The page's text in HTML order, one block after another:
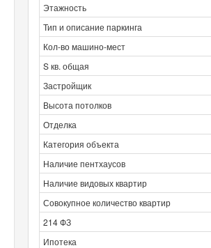
Этажность
Тип и описание паркинга
Кол-во машино-мест
S кв. общая
Застройщик
Высота потолков
Отделка
Категория объекта
Наличие пентхаусов
Наличие видовых квартир
Совокупное количество квартир
214 ФЗ
Ипотека